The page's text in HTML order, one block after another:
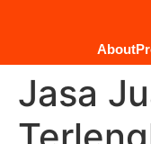
About
Jasa